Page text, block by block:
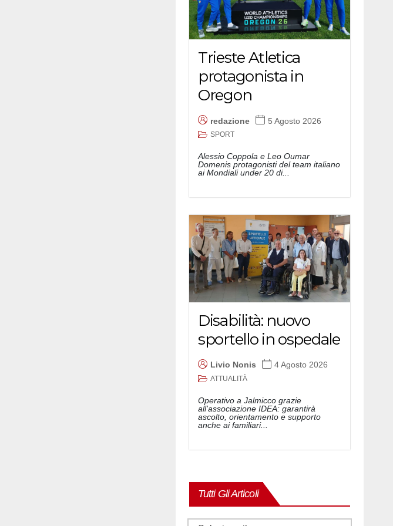
Trieste Atletica
protagonista in
Oregon
redazione 5 Agosto 2026
SPORT
Alessio Coppola e Leo Oumar
Domenis protagonisti del team italiano
ai Mondiali under 20 di...
Disabilità: nuovo
sportello in ospedale
Livio Nonis 4 Agosto 2026
ATTUALITÀ
Operativo a Jalmicco grazie
all'associazione IDEA: garantirà
ascolto, orientamento e supporto
anche ai familiari...
Tutti Gli Articoli